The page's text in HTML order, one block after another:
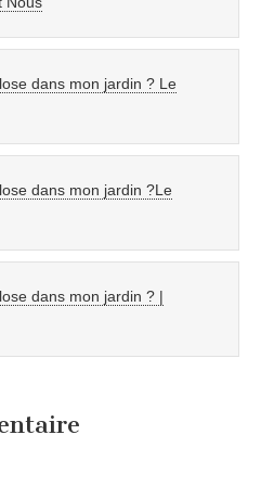
dans mon jardin ? Le
dans mon jardin ?Le
dans mon jardin ? |